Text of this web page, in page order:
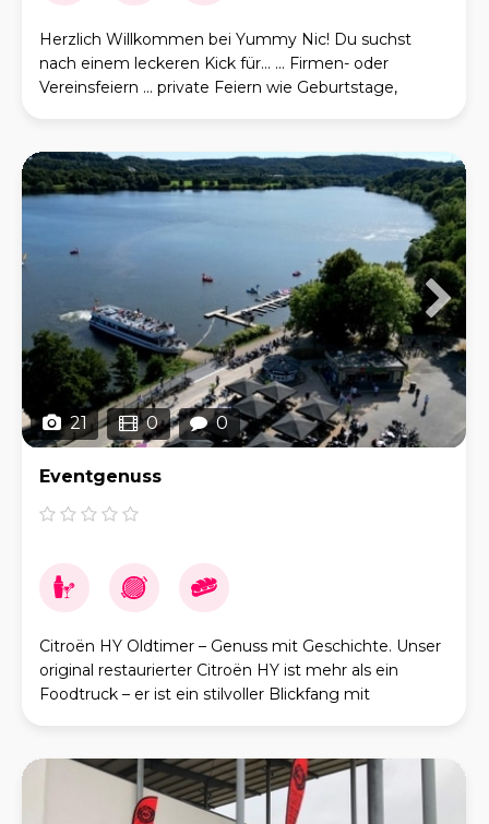
Herzlich Willkommen bei Yummy Nic! Du suchst
nach einem leckeren Kick für... ... Firmen- oder
Vereinsfeiern ... private Feiern wie Geburtstage,
21 0 0
Eventgenuss
Citroën HY Oldtimer – Genuss mit Geschichte. Unser
original restaurierter Citroën HY ist mehr als ein
Foodtruck – er ist ein stilvoller Blickfang mit